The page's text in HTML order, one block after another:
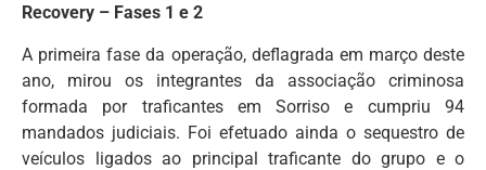
Recovery – Fases 1 e 2
A primeira fase da operação, deflagrada em março deste
ano, mirou os integrantes da associação criminosa
formada por traficantes em Sorriso e cumpriu 94
mandados judiciais. Foi efetuado ainda o sequestro de
veículos ligados ao principal traficante do grupo e o